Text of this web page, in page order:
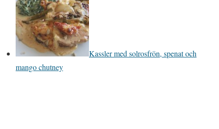
Kassler med solrosfrön, spenat och
mango chutney